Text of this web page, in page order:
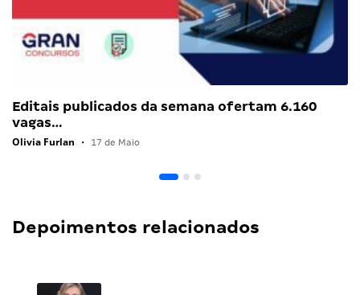
Editais publicados da semana ofertam 6.160
vagas…
Olivia Furlan • 17 de Maio
Depoimentos relacionados